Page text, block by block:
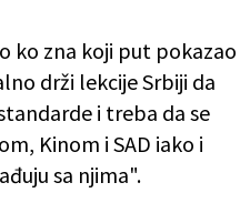
ko zna koji put pokazao
drži lekcije Srbiji da
i treba da se
Kinom i SAD iako i
sa njima".